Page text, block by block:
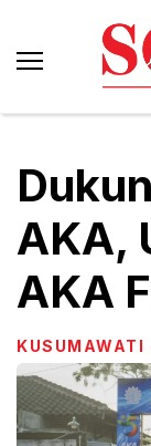
AKA,
AKA
KUSUMAWATI